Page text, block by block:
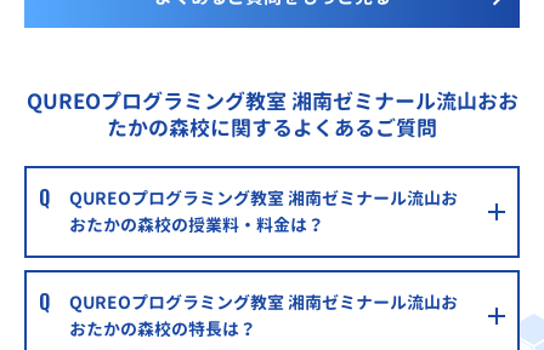
QUREOプログラミング教室 湘南ゼミナール流山おお
たかの森校に関するよくあるご質問
QUREOプログラミング教室 湘南ゼミナール流山お
おたかの森校の授業料・料金は？
QUREOプログラミング教室 湘南ゼミナール流山お
おたかの森校の特長は？